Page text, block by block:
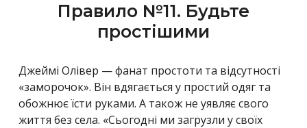
Правило №11. Будьте
простішими
Джеймі Олівер — фанат простоти та відсутності
«заморочок». Він вдягається у простий одяг та
обожнює їсти руками. А також не уявляє свого
життя без села. «Сьогодні ми загрузли у своїх